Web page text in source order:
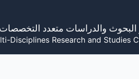
البحوث والدراسات متعدد التخصصات
Disciplines Research and Studies